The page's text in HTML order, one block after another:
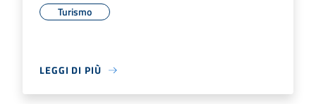
Turismo
LEGGI DI PIÙ